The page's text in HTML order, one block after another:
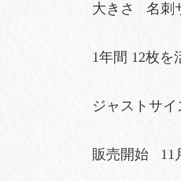
大きさ 名刺
1年間 12枚を
ジャストサイ
販売開始 11